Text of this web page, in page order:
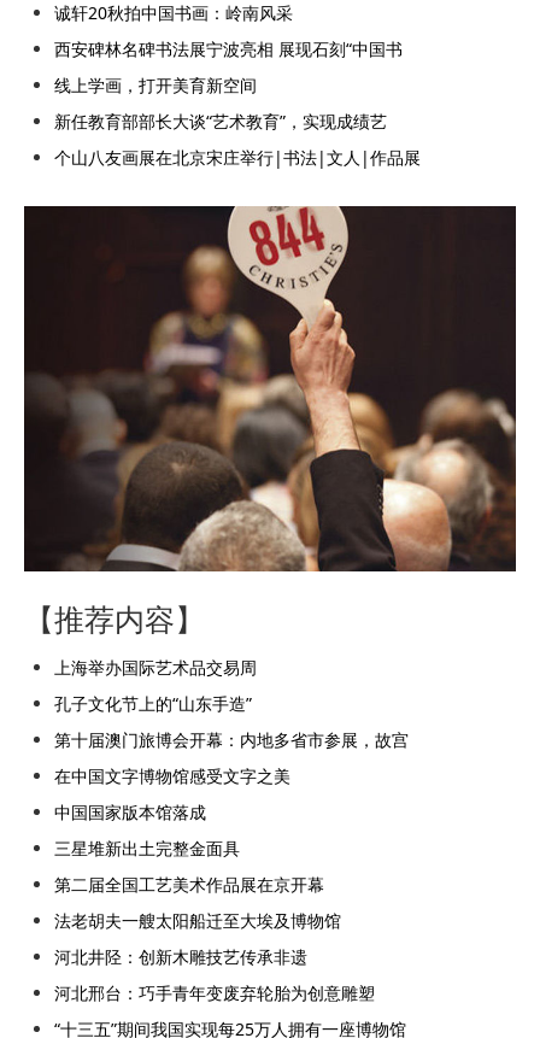
诚轩20秋拍中国书画：岭南风采
西安碑林名碑书法展宁波亮相 展现石刻“中国书
线上学画，打开美育新空间
新任教育部部长大谈“艺术教育”，实现成绩艺
个山八友画展在北京宋庄举行|书法|文人|作品展
【推荐内容】
上海举办国际艺术品交易周
孔子文化节上的“山东手造”
第十届澳门旅博会开幕：内地多省市参展，故宫
在中国文字博物馆感受文字之美
中国国家版本馆落成
三星堆新出土完整金面具
第二届全国工艺美术作品展在京开幕
法老胡夫一艘太阳船迁至大埃及博物馆
河北井陉：创新木雕技艺传承非遗
河北邢台：巧手青年变废弃轮胎为创意雕塑
“十三五”期间我国实现每25万人拥有一座博物馆